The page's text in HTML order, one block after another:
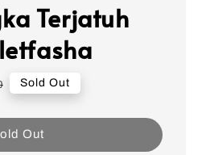
Terjatuh
Sold Out
Out